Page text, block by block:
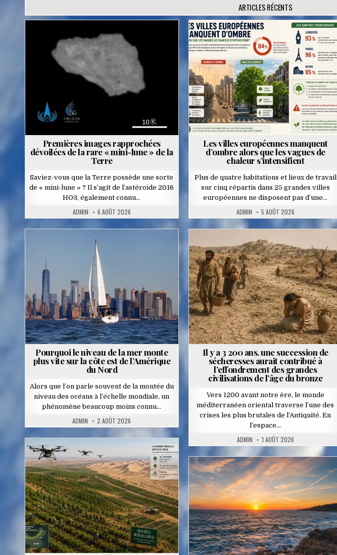
ARTICLES RÉCENTS
Posted
Premières images rapprochées
dévoilées de la rare « mini-lune » de la
Terre
Saviez-vous que la Terre possède une sorte
de « mini-lune » ? Il s’agit de l’astéroïde 2016
HO3, également connu…
ADMIN 6 AOÛT 2026
Posted
Les villes européennes manquent
d’ombre alors que les vagues de
chaleur s’intensifient
Plus de quatre habitations et lieux de travail
sur cinq répartis dans 25 grandes villes
européennes ne disposent pas d’une…
ADMIN 5 AOÛT 2026
Pourquoi le niveau de la mer monte
plus vite sur la côte est de l’Amérique
du Nord
Alors que l’on parle souvent de la montée du
niveau des océans à l’échelle mondiale, un
phénomène beaucoup moins connu…
ADMIN 2 AOÛT 2026
Posted
in
Il y a 3 200 ans, une succession de
sécheresses aurait contribué à
l’effondrement des grandes
civilisations de l’âge du bronze
Vers 1200 avant notre ère, le monde
méditerranéen oriental traverse l’une des
crises les plus brutales de l’Antiquité. En
l’espace…
ADMIN 1 AOÛT 2026
Posted
in
Posted
in